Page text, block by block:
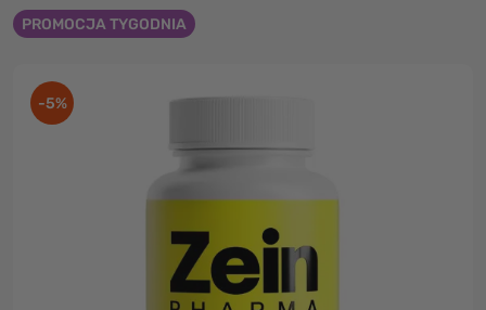
PROMOCJA TYGODNIA
-5%